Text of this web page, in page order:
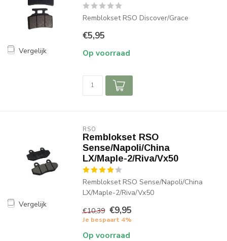
Vergelijk
Remblokset RSO Discover/Grace
€5,95
Op voorraad
Vergelijk
RSO
Remblokset RSO
Sense/Napoli/China
LX/Maple-2/Riva/Vx50
Remblokset RSO Sense/Napoli/China
LX/Maple-2/Riva/Vx50
€10,39 €9,95
Je bespaart 4%
Op voorraad